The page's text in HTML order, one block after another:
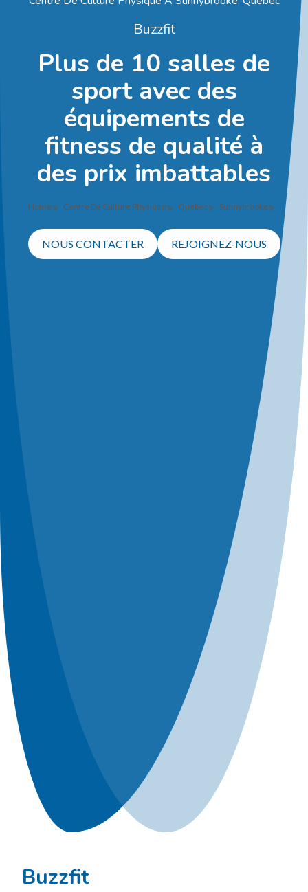
Buzzfit
Plus de 10 salles de
sport avec des
équipements de
fitness de qualité à
des prix imbattables
Home Centre De Culture Physique Quebec Sunnybrooke
NOUS CONTACTER REJOIGNEZ-NOUS
Buzzfit